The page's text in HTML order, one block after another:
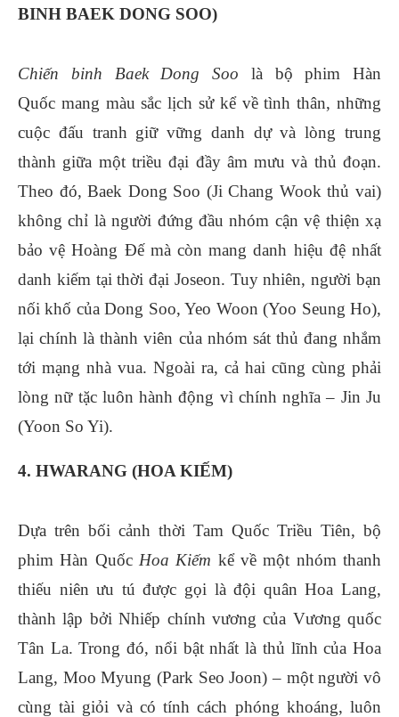
BINH BAEK DONG SOO)
Chiến binh Baek Dong Soo là bộ phim Hàn
Quốc mang màu sắc lịch sử kể về tình thân, những
cuộc đấu tranh giữ vững danh dự và lòng trung
thành giữa một triều đại đầy âm mưu và thủ đoạn.
Theo đó, Baek Dong Soo (Ji Chang Wook thủ vai)
không chỉ là người đứng đầu nhóm cận vệ thiện xạ
bảo vệ Hoàng Đế mà còn mang danh hiệu đệ nhất
danh kiếm tại thời đại Joseon. Tuy nhiên, người bạn
nối khố của Dong Soo, Yeo Woon (Yoo Seung Ho),
lại chính là thành viên của nhóm sát thủ đang nhắm
tới mạng nhà vua. Ngoài ra, cả hai cũng cùng phải
lòng nữ tặc luôn hành động vì chính nghĩa – Jin Ju
(Yoon So Yi).
4. HWARANG (HOA KIẾM)
Dựa trên bối cảnh thời Tam Quốc Triều Tiên, bộ
phim Hàn Quốc Hoa Kiếm kể về một nhóm thanh
thiếu niên ưu tú được gọi là đội quân Hoa Lang,
thành lập bởi Nhiếp chính vương của Vương quốc
Tân La. Trong đó, nổi bật nhất là thủ lĩnh của Hoa
Lang, Moo Myung (Park Seo Joon) – một người vô
cùng tài giỏi và có tính cách phóng khoáng, luôn